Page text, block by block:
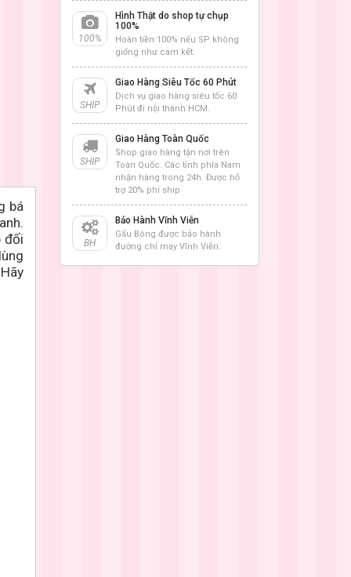
bá
đối
100%
Hình Thật do shop tự chụp
100%
Hoàn tiền 100% nếu SP không
giống như cam kết.
SHIP
Giao Hàng Siêu Tốc 60 Phút
Dịch vụ giao hàng siêu tốc 60
Phút đi nội thành HCM.
SHIP
Giao Hàng Toàn Quốc
Shop giao hàng tận nơi trên
Toàn Quốc. Các tỉnh phía Nam
nhận hàng trong 24h. Được hỗ
trợ 20% phí ship
BH
Bảo Hành Vĩnh Viễn
Gấu Bông được bảo hành
đường chỉ may Vĩnh Viễn.